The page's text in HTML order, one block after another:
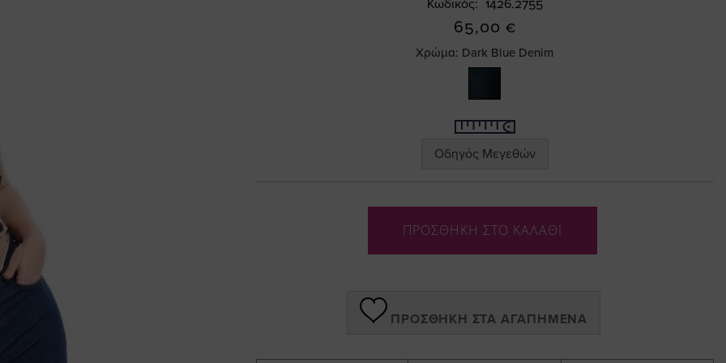
Κωδικός 1426.2755
65,00 €
Χρώμα: Dark Blue Denim
Οδηγός Μεγεθών
ΠΡΟΣΘΗΚΗ ΣΤΟ ΚΑΛΑΘΙ
ΠΡΟΣΘΉΚΗ ΣΤΑ ΑΓΑΠΗΜΈΝΑ